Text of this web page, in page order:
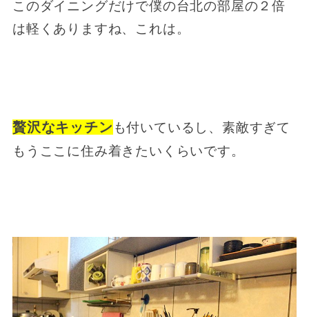
このダイニングだけで僕の台北の部屋の２倍
は軽くありますね、これは。
贅沢なキッチン も付いているし、素敵すぎて
もうここに住み着きたいくらいです。